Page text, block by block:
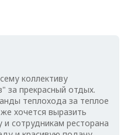
коллективу
за прекрасный отдых.
теплохода за теплое
хочется выразить
сотрудникам ресторана